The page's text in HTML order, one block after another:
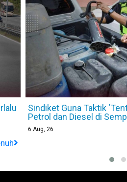
Sindiket Guna Taktik
Petrol dan Diesel di
6 Aug, 26